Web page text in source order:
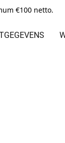
€100 netto.